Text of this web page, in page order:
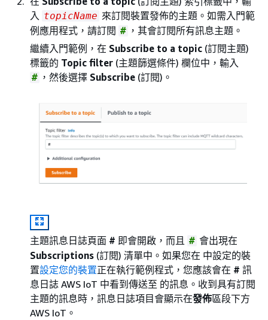
入 topicName 來訂閱裝置發佈的主題。如需入門範
例應用程式，請訂閱 # ，其會訂閱所有訊息主題。
繼續入門範例，在 Subscribe to a topic (訂閱主題)
標籤的 Topic filter (主題篩選條件) 欄位中，輸入
# ，然後選擇 Subscribe (訂閱)。
主題訊息日誌頁面 # 即會開啟，而且 # 會出現在
Subscriptions (訂閱) 清單中。如果您在 中設定的裝
置設定您的裝置正在執行範例程式，您應該會在 # 訊
息日誌 AWS IoT 中看到傳送至 的訊息。收到具有訂閱
主題的訊息時，訊息日誌項目會顯示在發佈區段下方
AWS IoT。